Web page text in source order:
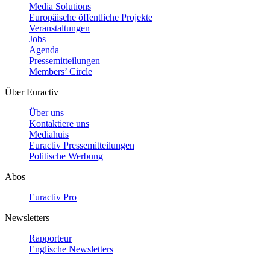
Media Solutions
Europäische öffentliche Projekte
Veranstaltungen
Jobs
Agenda
Pressemitteilungen
Members’ Circle
Über Euractiv
Über uns
Kontaktiere uns
Mediahuis
Euractiv Pressemitteilungen
Politische Werbung
Abos
Euractiv Pro
Newsletters
Rapporteur
Englische Newsletters